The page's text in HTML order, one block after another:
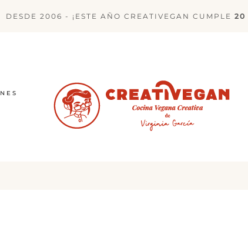
DESDE 2006 - ¡ESTE AÑO CREATIVEGAN CUMPLE 20